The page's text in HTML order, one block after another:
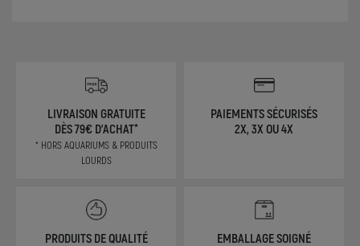
LIVRAISON GRATUITE
DÈS 79€ D'ACHAT*
* HORS AQUARIUMS & PRODUITS
LOURDS
PAIEMENTS SÉCURISÉS
2X, 3X OU 4X
PRODUITS DE QUALITÉ EMBALLAGE SOIGNÉ